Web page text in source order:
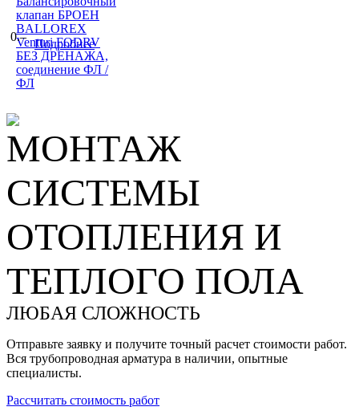
клапан БРОЕН
BALLOREX
Venturi FODRV
БЕЗ ДРЕНАЖА,
соединение ФЛ /
ФЛ
0.–
Подробнее
МОНТАЖ
СИСТЕМЫ
ОТОПЛЕНИЯ И
ТЕПЛОГО ПОЛА
ЛЮБАЯ СЛОЖНОСТЬ
Отправьте заявку и получите точный расчет стоимости работ.
Вся трубопроводная арматура в наличии, опытные
специалисты.
Рассчитать стоимость работ